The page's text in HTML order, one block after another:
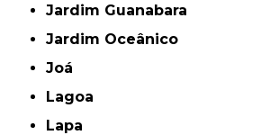
Jardim Guanabara
Jardim Oceânico
Joá
Lagoa
Lapa